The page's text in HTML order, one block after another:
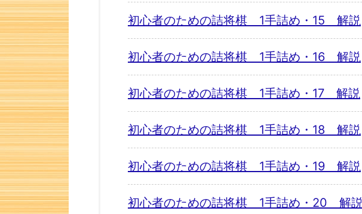
初心者のための詰将棋 1手詰め・15 解説
初心者のための詰将棋 1手詰め・16 解説
初心者のための詰将棋 1手詰め・17 解説
初心者のための詰将棋 1手詰め・18 解説
初心者のための詰将棋 1手詰め・19 解説
初心者のための詰将棋 1手詰め・20 解説